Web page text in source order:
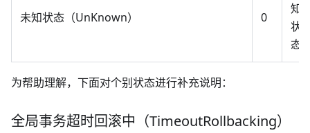
未知状态（UnKnown） 0
知
状
态
为帮助理解，下面对个别状态进行补充说明：
全局事务超时回滚中（TimeoutRollbacking）